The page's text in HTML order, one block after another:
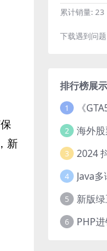
新
累计销量: 23
下载遇到问
排行榜展示
1 《
2
3
4
5
6